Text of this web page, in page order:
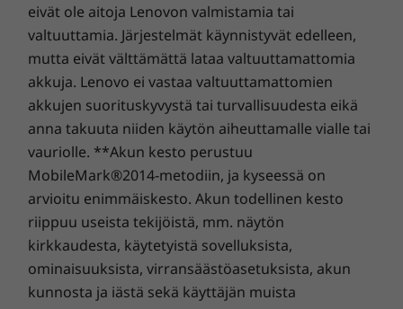
Tila ei koskaan lopu kesken, sillä
tallennusvaihtoehtoja ja tiedon
arkistointikapasiteettia on runsaasti. Tämän
päivittäiseen käyttöön tarkoitetun
pöytäkoneen kolmen teratavun
hybriditallennustilaan mahtuu valtavia
tietomääriä, joten siinä on runsaasti tilaa
kaikille tiedostoille, sovelluksille ja medialle.
Pilvipohjaisen Smart Storage -tallennustilan
ansiosta pääset myös käsiksi tietoihin nopeasti
ja helposti, mistä ja milloin tahansa.
Muut tiedot
Esiasennetut ohjelmistot
Dropbox
Lenovo Smart Storage
Myyntipakkauksen sisältö
Lenovo IdeaCentre Tower Gen 9 (8L, Intel)
Jopa 260 W:n virtalähde (Vain valitut mallit)
Pika-aloitusopas
Kattavat tekniset tiedot
eivät ole aitoja Lenovon valmistamia tai
valtuuttamia. Järjestelmät käynnistyvät edelleen,
mutta eivät välttämättä lataa valtuuttamattomia
akkuja. Lenovo ei vastaa valtuuttamattomien
akkujen suorituskyvystä tai turvallisuudesta eikä
anna takuuta niiden käytön aiheuttamalle vialle tai
vauriolle. **Akun kesto perustuu
MobileMark®2014-metodiin, ja kyseessä on
arvioitu enimmäiskesto. Akun todellinen kesto
riippuu useista tekijöistä, mm. näytön
kirkkaudesta, käytetyistä sovelluksista,
ominaisuuksista, virransäästöasetuksista, akun
kunnosta ja iästä sekä käyttäjän muista